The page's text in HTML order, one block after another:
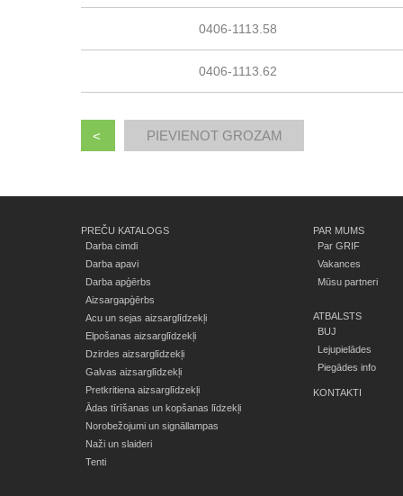
0406-1113.58
0406-1113.62
<
PREČU KATALOGS
Darba cimdi
Darba apavi
Darba apģērbs
Aizsargapģērbs
Acu un sejas aizsarglīdzekļi
Elpošanas aizsarglīdzekļi
Dzirdes aizsarglīdzekļi
Galvas aizsarglīdzekļi
Pretkritiena aizsarglīdzekļi
Ādas tīrīšanas un kopšanas līdzekļi
Norobežojumi un signāllampas
Naži un slaideri
Tenti
PAR MUMS
Par GRIF
Vakances
Mūsu partneri
ATBALSTS
BUJ
Lejupielādes
Piegādes info
KONTAKTI